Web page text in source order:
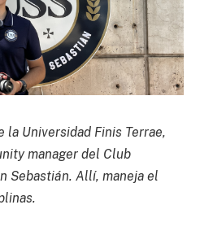
la Universidad Finis Terrae,
manager del Club
Sebastián. Allí, maneja el